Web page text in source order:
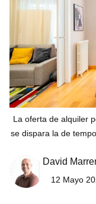
La oferta de alquiler
se dispara la de
David
12 Mayo